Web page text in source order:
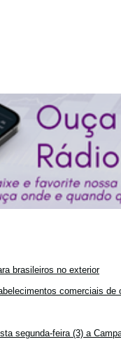
brasileiros no exterior
comerciais
segunda-feira (3) a